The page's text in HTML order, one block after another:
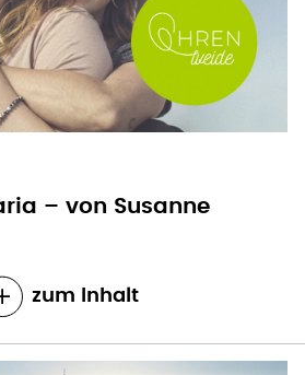
– von Susanne
zum Inhalt